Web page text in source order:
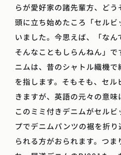
らが愛好家の諸先輩方、ど
頭に立ち始めたころ「セル
いました。今思えば、「な
そんなこともしらんねん」
ニムは、昔のシャトル織機
を指します。そもそも、セ
きますが、英語の元々の意味
このミミ付きデニムがセル
プでデニムパンツの裾を折
られる方がおられます。つま